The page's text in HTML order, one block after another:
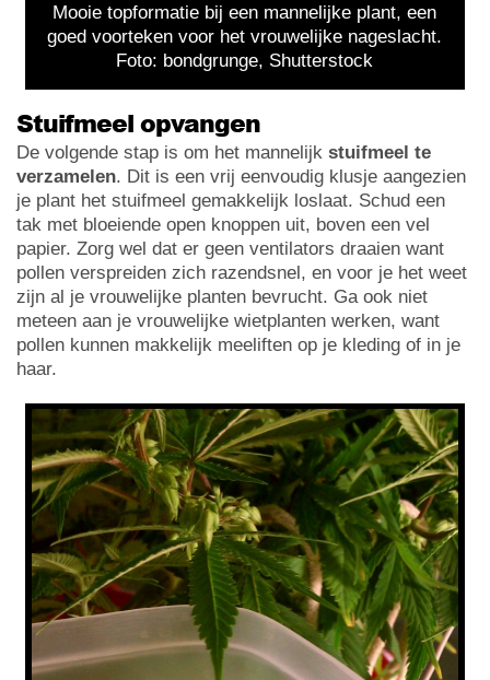
Mooie topformatie bij een mannelijke plant, een
goed voorteken voor het vrouwelijke nageslacht.
Foto: bondgrunge, Shutterstock
Stuifmeel opvangen
De volgende stap is om het mannelijk stuifmeel te
verzamelen. Dit is een vrij eenvoudig klusje aangezien
je plant het stuifmeel gemakkelijk loslaat. Schud een
tak met bloeiende open knoppen uit, boven een vel
papier. Zorg wel dat er geen ventilators draaien want
pollen verspreiden zich razendsnel, en voor je het weet
zijn al je vrouwelijke planten bevrucht. Ga ook niet
meteen aan je vrouwelijke wietplanten werken, want
pollen kunnen makkelijk meeliften op je kleding of in je
haar.